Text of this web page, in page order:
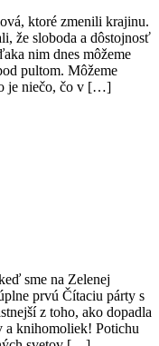
ktoré zmenili krajinu.
že sloboda a dôstojnosť
nim dnes môžeme
pultom. Môžeme
je niečo, čo v […]
sme na Zelenej
prvú Čítaciu párty s
z toho, ako dopadla
a knihomoliek! Potichu